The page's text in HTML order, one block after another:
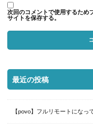
次回のコメントで使用するため
サイトを保存する。
最近の投稿
【povo】フルリモートになっ